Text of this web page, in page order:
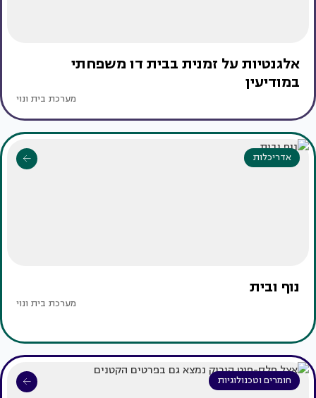
אלגנטיות על זמנית בבית דו משפחתי
במודיעין
מערכת בית ונוי
אדריכלות
נוף ובית
מערכת בית ונוי
חומרים וטכנולוגיות